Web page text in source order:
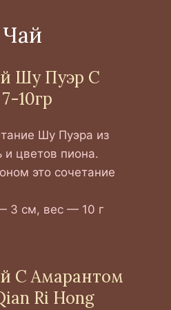
Шу Пуэр С
10гр
Шу Пуэра из
цветов пиона.
это сочетание
3 см, вес — 10 г
С Амарантом
Ri Hong